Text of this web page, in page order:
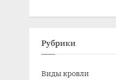
Рубрики
Виды кровли